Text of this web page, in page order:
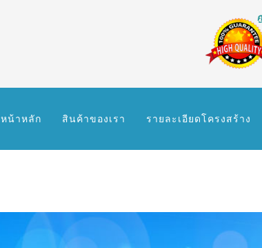
หน้าหลัก สินค้าของเรา รายละเอียดโครงสร้าง